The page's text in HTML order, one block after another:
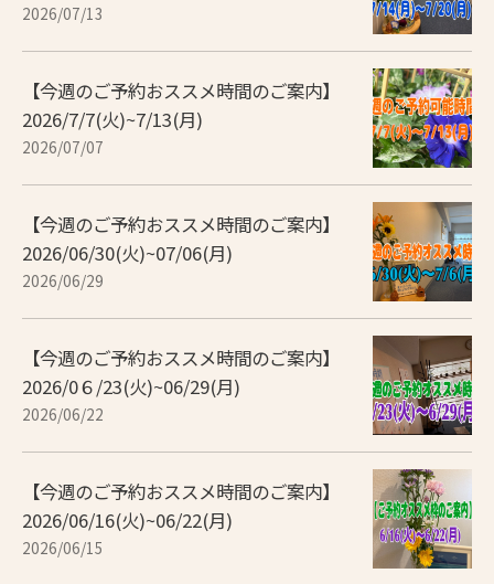
2026/07/13
【今週のご予約おススメ時間のご案内】
2026/7/7(火)~7/13(月)
2026/07/07
【今週のご予約おススメ時間のご案内】
2026/06/30(火)~07/06(月)
2026/06/29
【今週のご予約おススメ時間のご案内】
2026/0６/23(火)~06/29(月)
2026/06/22
【今週のご予約おススメ時間のご案内】
2026/06/16(火)~06/22(月)
2026/06/15